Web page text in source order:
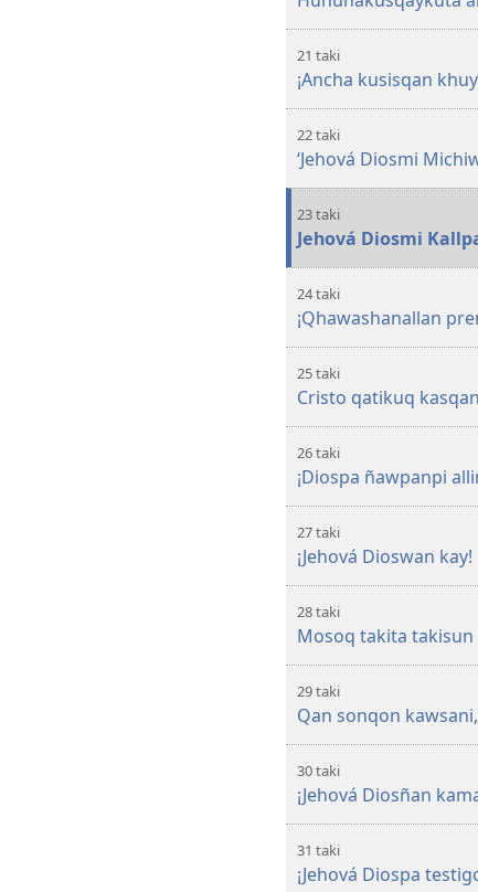
21 taki
¡Ancha kusisqan
22 taki
‘Jehová Diosmi
23 taki
Jehová Diosmi
24 taki
¡Qhawashanallan
25 taki
Cristo qatikuq
26 taki
¡Diospa ñawpanpi
27 taki
¡Jehová Dioswan kay!
28 taki
Mosoq takita takisun
29 taki
Qan sonqon
30 taki
¡Jehová Diosñan
31 taki
¡Jehová Diospa